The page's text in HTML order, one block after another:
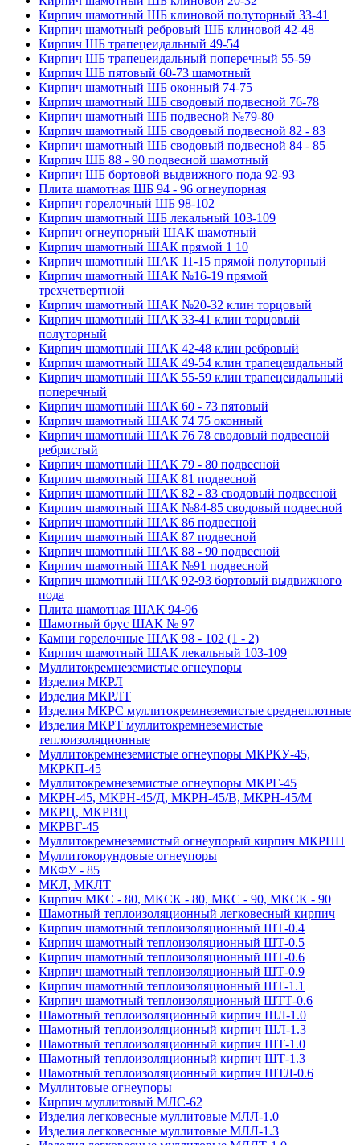
Кирпич шамотный ШБ клиновой полуторный 33-41
Кирпич шамотный ребровый ШБ клиновой 42-48
Кирпич ШБ трапецеидальный 49-54
Кирпич ШБ трапецеидальный поперечный 55-59
Кирпич ШБ пятовый 60-73 шамотный
Кирпич шамотный ШБ оконный 74-75
Кирпич шамотный ШБ сводовый подвесной 76-78
Кирпич шамотный ШБ подвесной №79-80
Кирпич шамотный ШБ сводовый подвесной 82 - 83
Кирпич шамотный ШБ сводовый подвесной 84 - 85
Кирпич ШБ 88 - 90 подвесной шамотный
Кирпич ШБ бортовой выдвижного пода 92-93
Плита шамотная ШБ 94 - 96 огнеупорная
Кирпич горелочный ШБ 98-102
Кирпич шамотный ШБ лекальный 103-109
Кирпич огнеупорный ШАК шамотный
Кирпич шамотный ШАК прямой 1 10
Кирпич шамотный ШАК 11-15 прямой полуторный
Кирпич шамотный ШАК №16-19 прямой
трехчетвертной
Кирпич шамотный ШАК №20-32 клин торцовый
Кирпич шамотный ШАК 33-41 клин торцовый
полуторный
Кирпич шамотный ШАК 42-48 клин ребровый
Кирпич шамотный ШАК 49-54 клин трапецеидальный
Кирпич шамотный ШАК 55-59 клин трапецеидальный
поперечный
Кирпич шамотный ШАК 60 - 73 пятовый
Кирпич шамотный ШАК 74 75 оконный
Кирпич шамотный ШАК 76 78 сводовый подвесной
ребристый
Кирпич шамотный ШАК 79 - 80 подвесной
Кирпич шамотный ШАК 81 подвесной
Кирпич шамотный ШАК 82 - 83 сводовый подвесной
Кирпич шамотный ШАК №84-85 сводовый подвесной
Кирпич шамотный ШАК 86 подвесной
Кирпич шамотный ШАК 87 подвесной
Кирпич шамотный ШАК 88 - 90 подвесной
Кирпич шамотный ШАК №91 подвесной
Кирпич шамотный ШАК 92-93 бортовый выдвижного
пода
Плита шамотная ШАК 94-96
Шамотный брус ШАК № 97
Камни горелочные ШАК 98 - 102 (1 - 2)
Кирпич шамотный ШАК лекальный 103-109
Муллито­­кремнеземистые огнеупоры
Изделия МКРЛ
Изделия МКРЛТ
Изделия МКРС муллитокремнеземистые среднеплотные
Изделия МКРТ муллитокремнеземистые
теплоизоляционные
Муллитокремнеземистые огнеупоры МКРКУ-45,
МКРКП-45
Муллитокремнеземистые огнеупоры МКРГ-45
МКРН-45, МКРН-45/Д, МКРН-45/В, МКРН-45/М
МКРЦ, МКРВЦ
МКРВГ-45
Муллитокремнеземистый огнеупорый кирпич МКРНП
Муллито­корундовые огнеупоры
МКФУ - 85
МКЛ, МКЛТ
Кирпич МКС - 80, МКСК - 80, МКС - 90, МКСК - 90
Шамотный тепло­изоляционный легковесный кирпич
Кирпич шамотный теплоизоляционный ШТ-0.4
Кирпич шамотный теплоизоляционный ШТ-0.5
Кирпич шамотный теплоизоляционный ШТ-0.6
Кирпич шамотный теплоизоляционный ШТ-0.9
Кирпич шамотный теплоизоляционный ШТ-1.1
Кирпич шамотный теплоизоляционный ШТТ-0.6
Шамотный теплоизоляционный кирпич ШЛ-1.0
Шамотный теплоизоляционный кирпич ШЛ-1.3
Шамотный теплоизоляционный кирпич ШТ-1.0
Шамотный теплоизоляционный кирпич ШТ-1.3
Шамотный теплоизоляционный кирпич ШТЛ-0.6
Муллитовые огнеупоры
Кирпич муллитовый МЛС-62
Изделия легковесные муллитовые МЛЛ-1.0
Изделия легковесные муллитовые МЛЛ-1.3